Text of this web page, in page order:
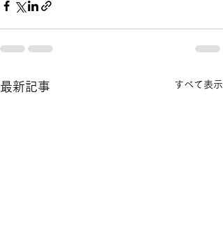
最新記事 すべて表示